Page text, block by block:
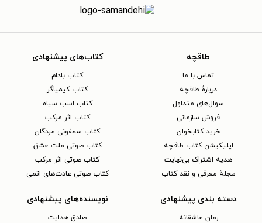
طاقچه
تماس با ما
دربارهٔ طاقچه
سوال‌های متداول
فروش سازمانی
خرید کتابخوان
اپلیکیشن کتاب طاقچه
هدیه اشتراک بی‌نهایت
مجلهٔ معرفی و نقد کتاب
کتاب‌های پیشنهادی
کتاب بادام
کتاب کیمیاگر
کتاب اسب سیاه
کتاب اثر مرکب
کتاب سمفونی مردگان
کتاب صوتی ملت عشق
کتاب صوتی اثر مرکب
کتاب صوتی عادت‌های اتمی
دسته بندی پیشنهادی
رمان عاشقانه
نویسنده‌های پیشنهادی
صادق هدایت